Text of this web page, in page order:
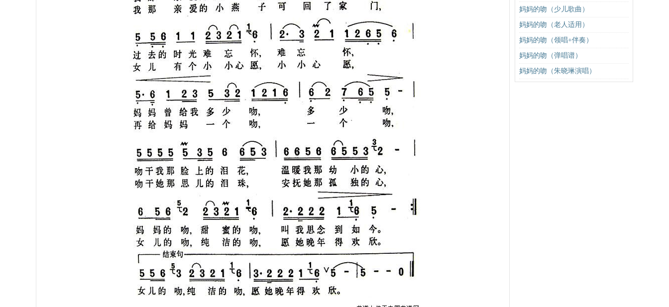
妈妈的吻（少儿歌曲）
妈妈的吻（老人适用）
妈妈的吻（领唱+伴奏）
妈妈的吻（弹唱谱）
妈妈的吻（朱晓琳演唱）